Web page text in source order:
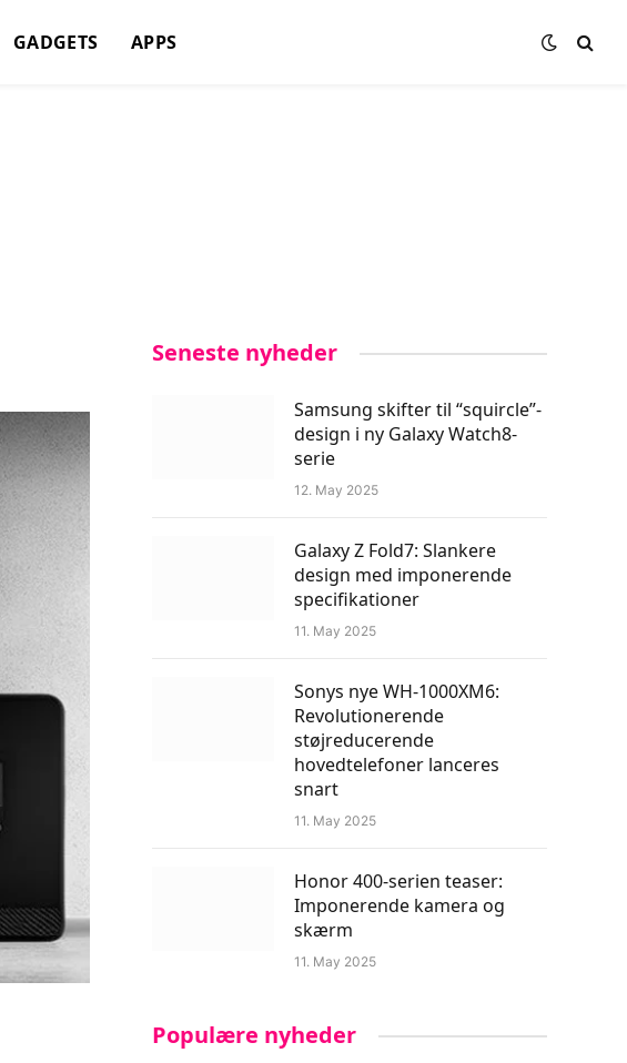
GADGETS APPS
Seneste nyheder
Samsung skifter til “squircle”-
design i ny Galaxy Watch8-
serie
12. May 2025
Galaxy Z Fold7: Slankere
design med imponerende
specifikationer
11. May 2025
Sonys nye WH-1000XM6:
Revolutionerende
støjreducerende
hovedtelefoner lanceres
snart
11. May 2025
Honor 400-serien teaser:
Imponerende kamera og
skærm
11. May 2025
Populære nyheder